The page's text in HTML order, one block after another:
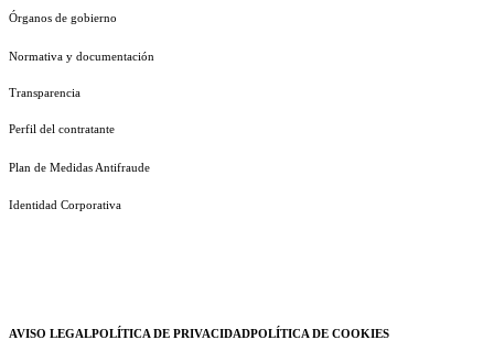
Órganos de gobierno
Normativa y documentación
Transparencia
Perfil del contratante
Plan de Medidas Antifraude
Identidad Corporativa
AVISO LEGALPOLÍTICA DE PRIVACIDADPOLÍTICA DE COOKIES